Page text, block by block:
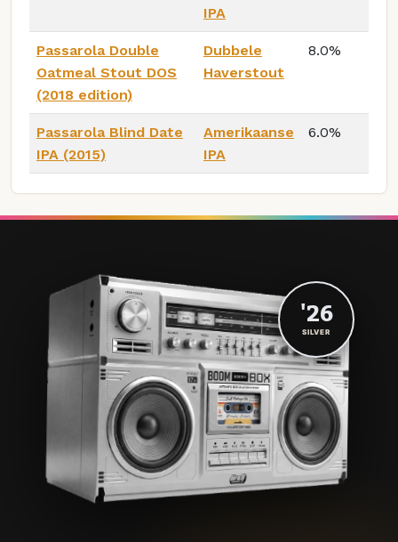
IPA
Passarola Double
Oatmeal Stout DOS
(2018 edition)
Dubbele
Haverstout
8.0%
Passarola Blind Date
IPA (2015)
Amerikaanse
IPA
6.0%
'26
SILVER